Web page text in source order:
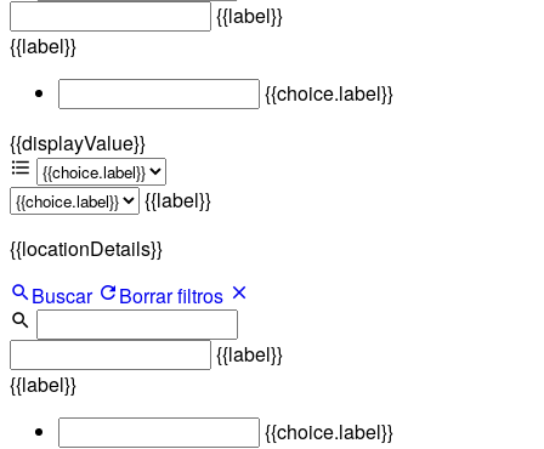
{{label}}
{{label}}
{{choice.label}}
{{displayValue}}
{{label}}
{{locationDetails}}
Buscar
Borrar filtros
{{label}}
{{label}}
{{choice.label}}